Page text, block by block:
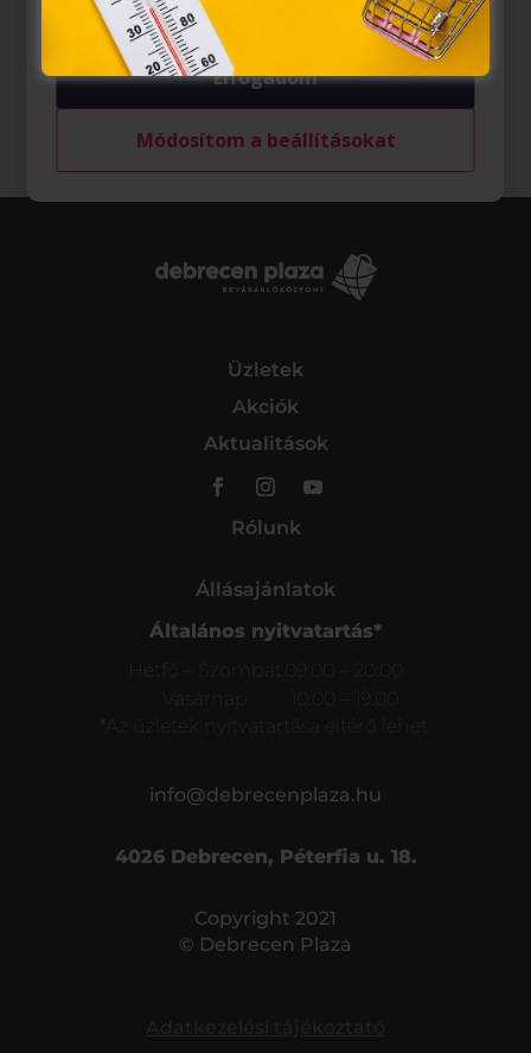
Üzletek
Akciók
Aktualitások
Rólunk
Állásajánlatok
Általános nyitvatartás*
Hétfő – Szombat
09:00 – 20:00
Vasárnap
*Az üzletek nyitvatartása eltérő lehet.
info@debrecenplaza.hu
4026 Debrecen, Péterfia u. 18.
Copyright 2021
© Debrecen Plaza
Elfogadom
Módosítom a beállításokat